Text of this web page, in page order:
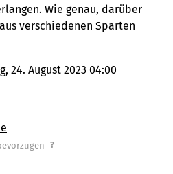
Wie genau, darüber
verschiedenen Sparten
24. August 2023 04:00
?